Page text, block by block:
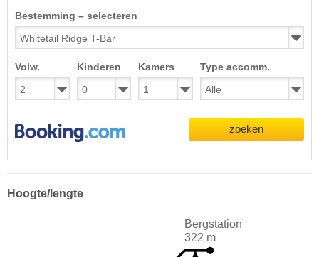
Bestemming – selecteren
Volw. Kinderen Kamers Type accomm.
zoeken
Hoogte/lengte
Bergstation
322 m